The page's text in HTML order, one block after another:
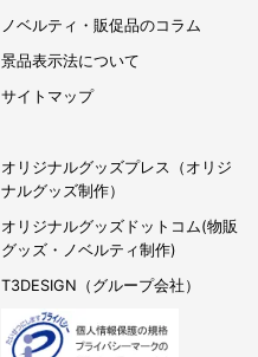
ノベルティ・販促品のコラム
景品表示法について
サイトマップ
オリジナルグッズプレス（オリジ
ナルグッズ制作）
オリジナルグッズドットコム(物販
グッズ・ノベルティ制作)
T3DESIGN（グループ会社）